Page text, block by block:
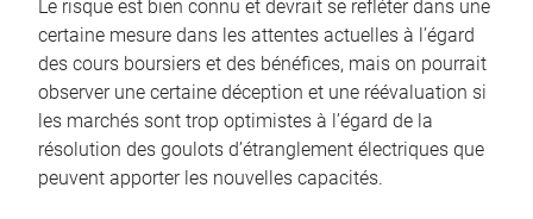
Le risque est bien connu et devrait se refléter dans une
certaine mesure dans les attentes actuelles à l’égard
des cours boursiers et des bénéfices, mais on pourrait
observer une certaine déception et une réévaluation si
les marchés sont trop optimistes à l’égard de la
résolution des goulots d’étranglement électriques que
peuvent apporter les nouvelles capacités.